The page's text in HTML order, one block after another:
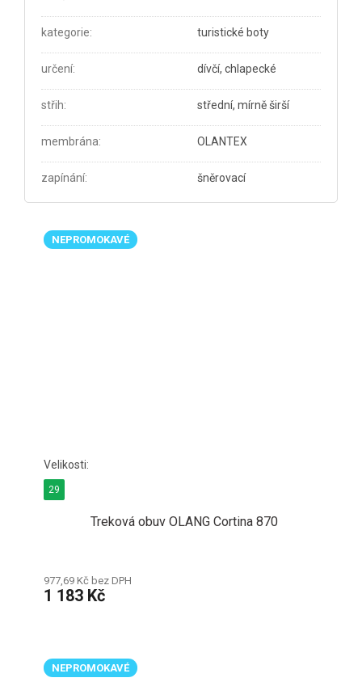
kategorie: turistické boty
určení: dívčí, chlapecké
střih: střední, mírně širší
membrána: OLANTEX
zapínání: šněrovací
NEPROMOKAVÉ
Treková obuv OLANG Cortina 870
977,69 Kč bez DPH
1 183 Kč
29
NEPROMOKAVÉ